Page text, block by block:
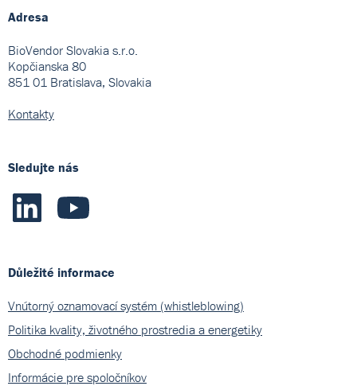
Adresa
BioVendor Slovakia s.r.o.
Kopčianska 80
851 01 Bratislava, Slovakia
Kontakty
Sledujte nás
Důležité informace
Vnútorný oznamovací systém (whistleblowing)
Politika kvality, životného prostredia a energetiky
Obchodné podmienky
Informácie pre spoločníkov